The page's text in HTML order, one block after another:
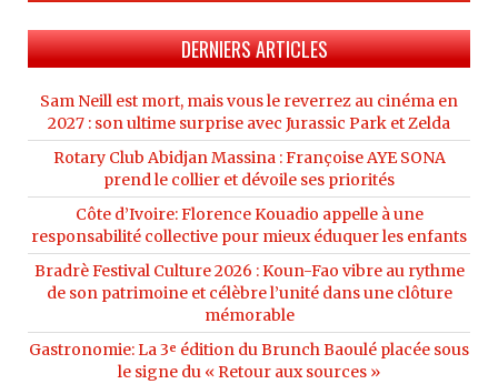
DERNIERS ARTICLES
Sam Neill est mort, mais vous le reverrez au cinéma en
2027 : son ultime surprise avec Jurassic Park et Zelda
Rotary Club Abidjan Massina : Françoise AYE SONA
prend le collier et dévoile ses priorités
Côte d’Ivoire: Florence Kouadio appelle à une
responsabilité collective pour mieux éduquer les enfants
Bradrè Festival Culture 2026 : Koun-Fao vibre au rythme
de son patrimoine et célèbre l’unité dans une clôture
mémorable
Gastronomie: La 3ᵉ édition du Brunch Baoulé placée sous
le signe du « Retour aux sources »